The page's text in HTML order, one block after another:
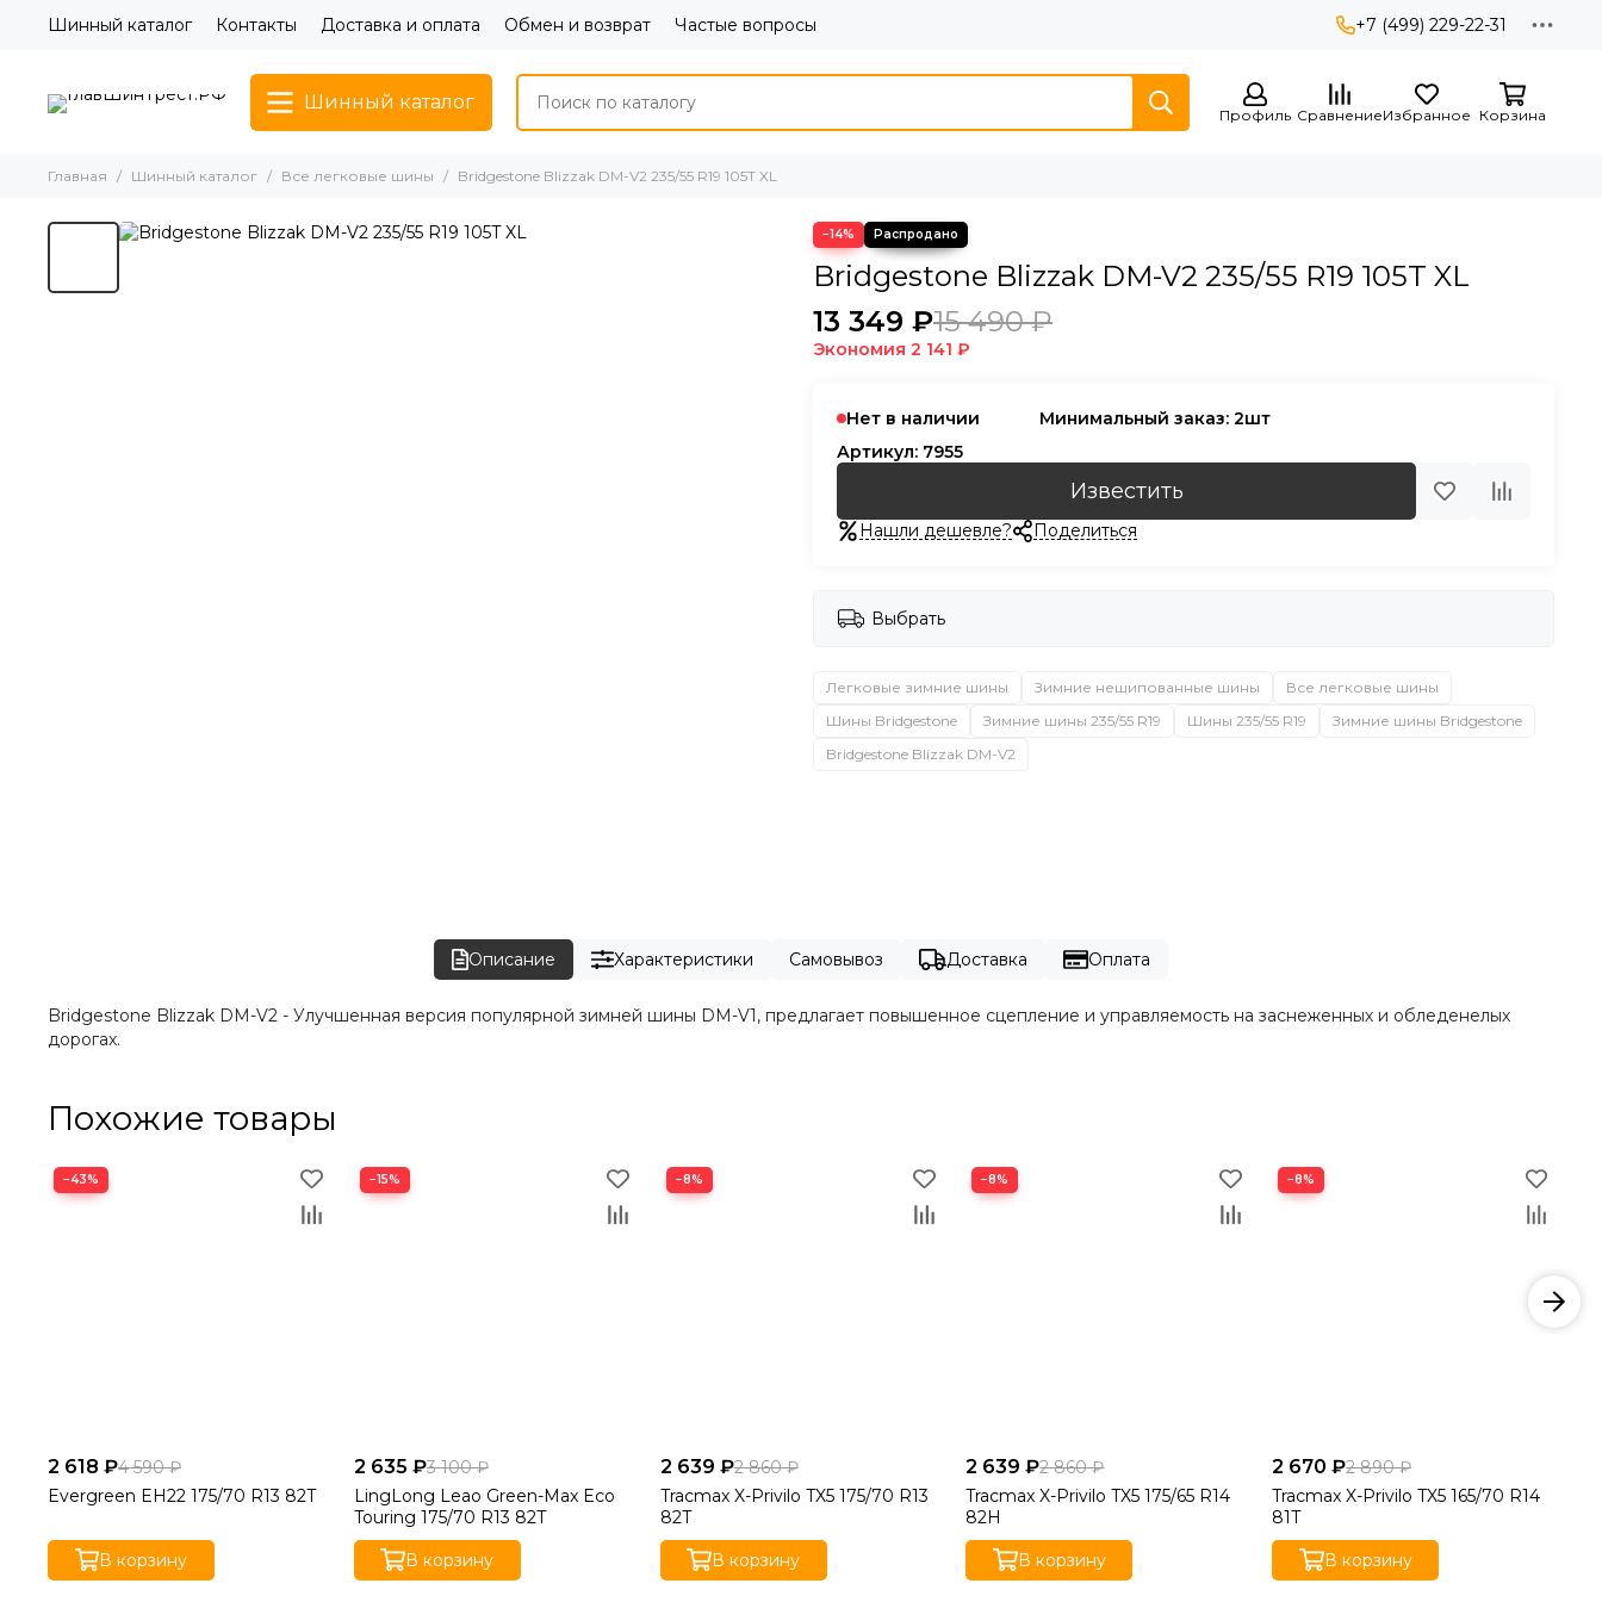
Шинный каталог Контакты Доставка и оплата Обмен и возврат Частые вопросы +7 (499) 229-22-31
Шинный каталог
Профиль СравнениеИзбранное Корзина
Главная Шинный каталог Все легковые шины Bridgestone Blizzak DM-V2 235/55 R19 105T XL
−14%
Bridgestone Blizzak DM-V2 235/55 R19 105T XL
13 349 ₽15 490 ₽
Экономия 2 141 ₽
Нет в наличии
Минимальный заказ: 2шт
Артикул: 7955
Известить
Нашли дешевле? Поделиться
Выбрать
Легковые зимние шины Зимние нешипованные шины
Все легковые шины
Шины Bridgestone
Зимние шины 235/55 R19 Шины 235/55 R19
Зимние шины Bridgestone
Bridgestone Blizzak DM-V2
Описание Характеристики Самовывоз Доставка Оплата
Bridgestone Blizzak DM-V2 - Улучшенная версия популярной зимней шины DM-V1, предлагает повышенное сцепление и управляемость на заснеженных и обледенелых
дорогах.
Похожие товары
−43%
2 618 ₽4 590 ₽
Evergreen EH22 175/70 R13 82T
В корзину
−15%
2 635 ₽3 100 ₽
LingLong Leao Green-Max Eco
Touring 175/70 R13 82T
В корзину
−8%
2 639 ₽2 860 ₽
Tracmax X-Privilo TX5 175/70 R13
82T
В корзину
−8%
2 639 ₽2 860 ₽
Tracmax X-Privilo TX5 175/65 R14
82H
В корзину
−8%
2 670 ₽2 890 ₽
Tracmax X-Privilo TX5 165/70 R14
81T
В корзину